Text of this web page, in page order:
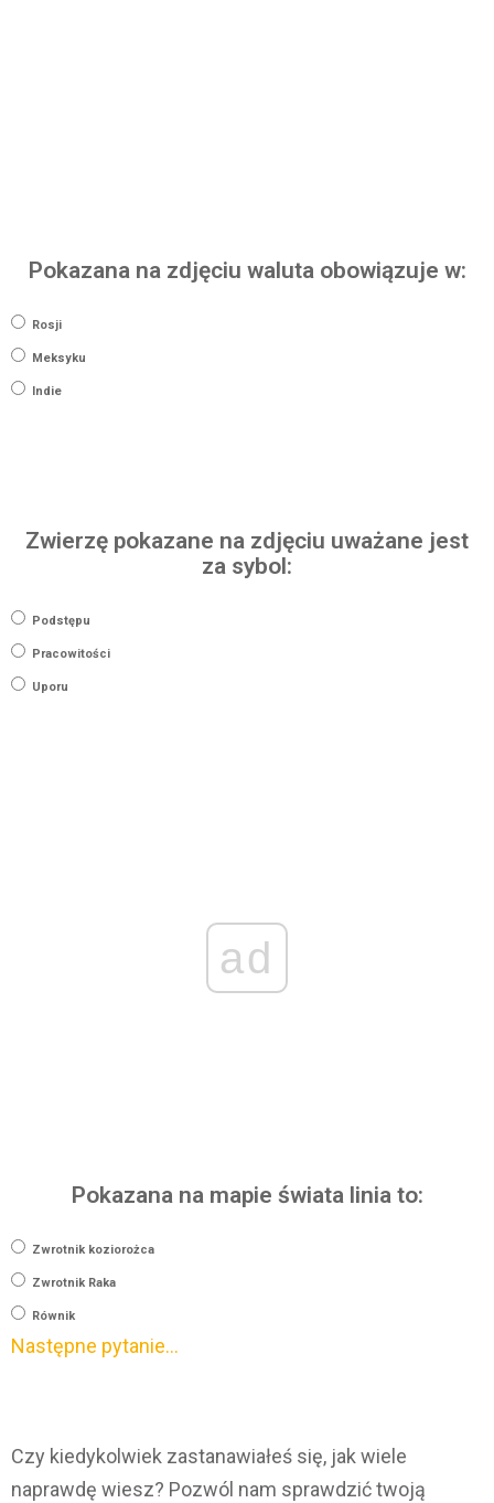
Pokazana na zdjęciu waluta obowiązuje w:
Rosji
Meksyku
Indie
Zwierzę pokazane na zdjęciu uważane jest
za sybol:
Podstępu
Pracowitości
Uporu
ad
Pokazana na mapie świata linia to:
Zwrotnik koziorożca
Zwrotnik Raka
Równik
Następne pytanie…
Czy kiedykolwiek zastanawiałeś się, jak wiele
naprawdę wiesz? Pozwól nam sprawdzić twoją